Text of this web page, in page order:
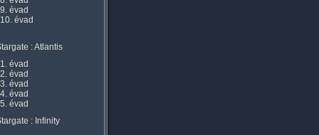
9. évad
10. évad
: Atlantis
1. évad
2. évad
3. évad
4. évad
5. évad
: Infinity